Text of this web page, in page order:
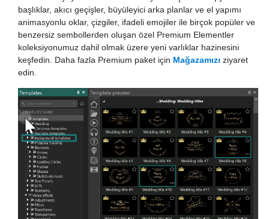
başlıklar, akıcı geçişler, büyüleyici arka planlar ve el yapımı
animasyonlu oklar, çizgiler, ifadeli emojiler ile birçok popüler ve
benzersiz sembollerden oluşan özel Premium Elementler
koleksiyonumuz dahil olmak üzere yeni varlıklar hazinesini
keşfedin. Daha fazla Premium paket için Mağazamızı ziyaret
edin.